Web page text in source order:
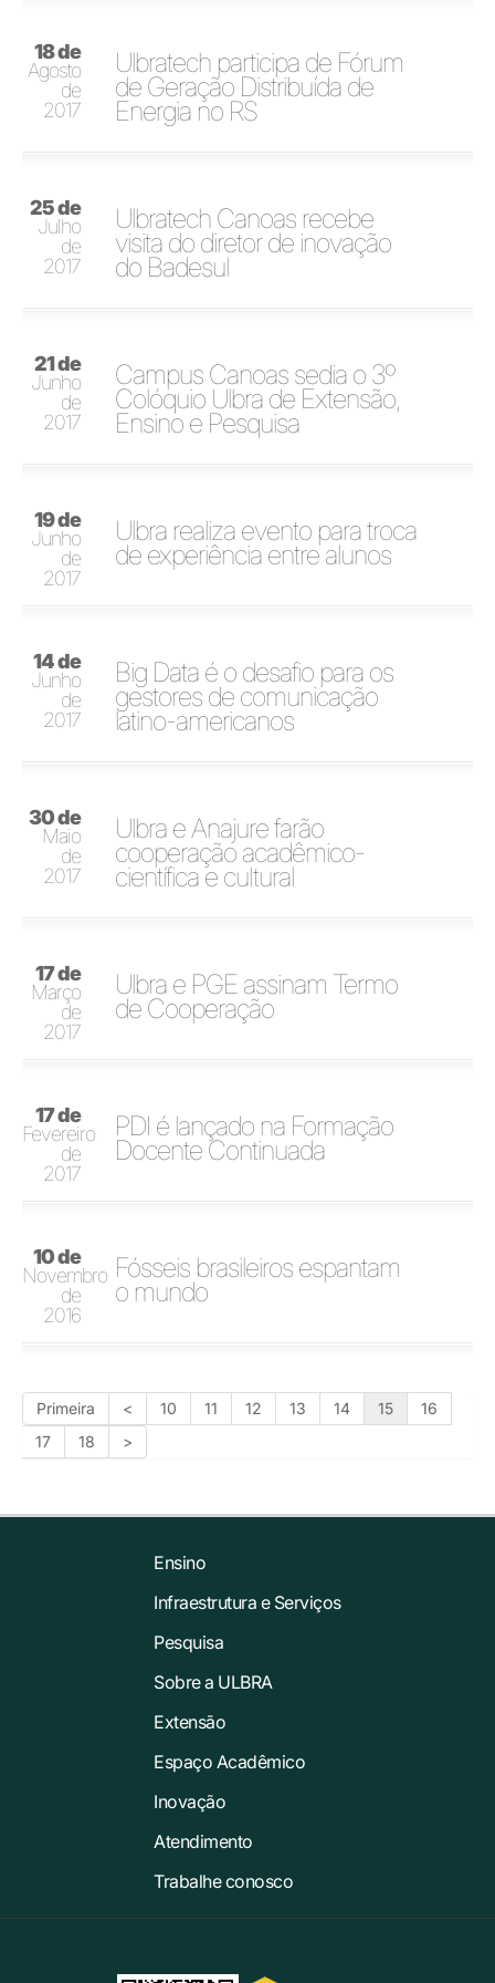
18 de
Agosto
de
2017
Ulbratech participa de Fórum
de Geração Distribuída de
Energia no RS
25 de
Julho
de
2017
Ulbratech Canoas recebe
visita do diretor de inovação
do Badesul
21 de
Junho
de
2017
Campus Canoas sedia o 3º
Colóquio Ulbra de Extensão,
Ensino e Pesquisa
19 de
Junho
de
2017
Ulbra realiza evento para troca
de experiência entre alunos
14 de
Junho
de
2017
Big Data é o desafio para os
gestores de comunicação
latino-americanos
30 de
Maio
de
2017
Ulbra e Anajure farão
cooperação acadêmico-
científica e cultural
17 de
Março
de
2017
Ulbra e PGE assinam Termo
de Cooperação
17 de
Fevereiro
de
2017
PDI é lançado na Formação
Docente Continuada
10 de
Novembro
de
2016
Fósseis brasileiros espantam
o mundo
Primeira < 10 11 12 13 14 15
16
17
18 >
Ensino
Infraestrutura e Serviços
Pesquisa
Sobre a ULBRA
Extensão
Espaço Acadêmico
Inovação
Atendimento
Trabalhe conosco